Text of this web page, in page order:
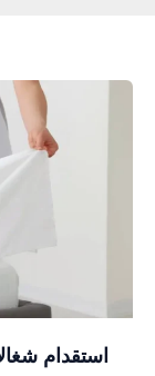
استقدام
وخادمات